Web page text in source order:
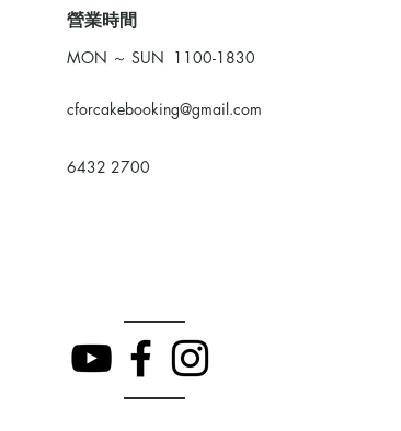
​營業時間
MON ～ SUN 1100-1830
cforcakebooking@gmail.com
6432 2700